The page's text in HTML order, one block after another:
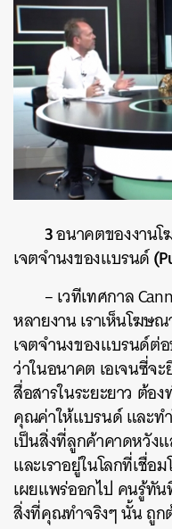
3อนาคตของงาน
เจตจำนงของแบรนด์
–เวทีเทศกาล
หลายงานเราเห็นโฆษ
เจตจำนงของแบรนด์ต่
ว่าในอนาคต เอเจนซี่จ
สื่อสารในระยะยาว ต้อง
คุณค่าให้แบรนด์และท
เป็นสิ่งที่ลูกค้าคาดหวัง
และเราอยู่ในโลกที่เชื่อ
เผยแพร่ออกไป คนรู้ทัน
สิ่งที่คุณทำจริงๆนั้นถูก